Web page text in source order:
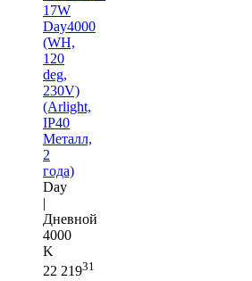
17W
Day4000
(WH,
120
deg,
230V)
(Arlight,
IP40
Металл,
2
года)
Day
|
Дневной
4000
K
22 21931